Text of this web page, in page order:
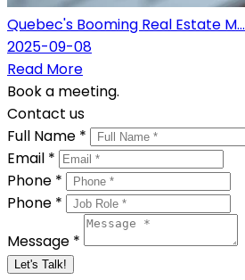
Quebec's Booming Real Estate M...
2025-09-08
Read More
Book a meeting.
Contact us
Full Name *
Email *
Phone *
Phone *
Message *
Let's Talk!